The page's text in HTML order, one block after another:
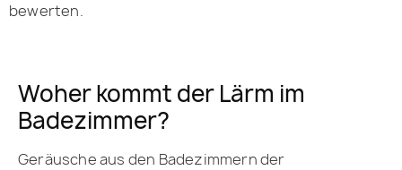
bewerten.
Woher kommt der Lärm im
Badezimmer?
Geräusche aus den Badezimmern der